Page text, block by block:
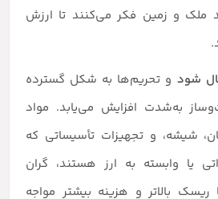
ملک و زمین فکر می‌کنند تا ارزش
شود و تحریم‌ها به شکل گسترده
به‌شدت افزایش می‌یابد. مواد
شیشه، و تجهیزات تأسیساتی که
یا وابسته به ارز هستند، گران
بالاتر و هزینه بیشتر مواجه